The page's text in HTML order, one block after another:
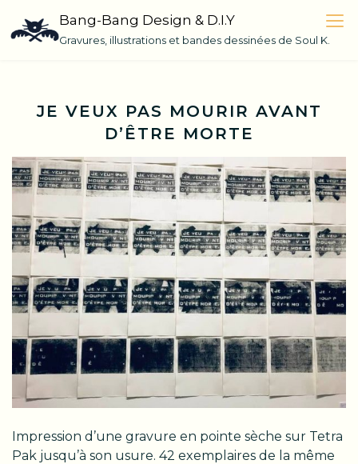
content
Bang-Bang Design & D.I.Y
Gravures, illustrations et bandes dessinées de Soul K.
JE VEUX PAS MOURIR AVANT
D’ÊTRE MORTE
Impression d’une gravure en pointe sèche sur Tetra
Pak jusqu’à son usure. 42 exemplaires de la même